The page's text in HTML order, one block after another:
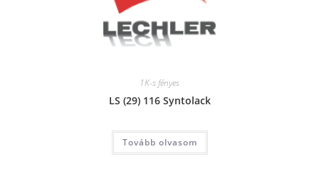
1K-s fényes
LS (29) 116 Syntolack
Tovább olvasom